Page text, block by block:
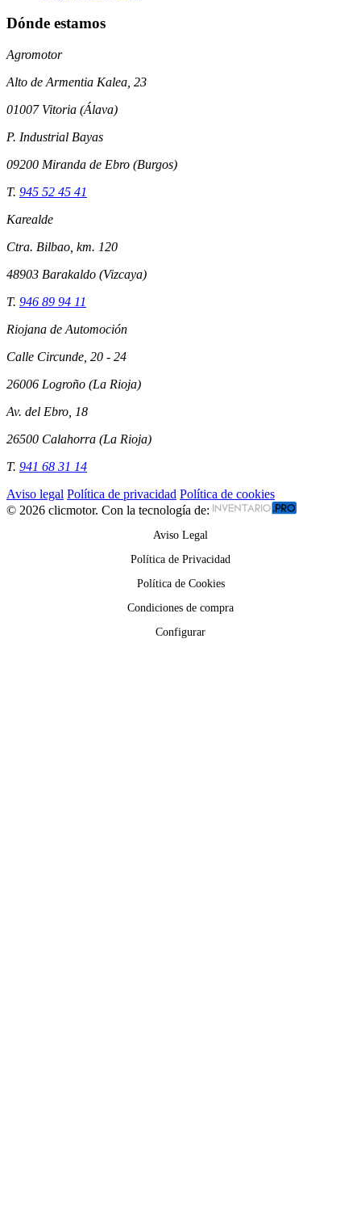
Dónde estamos
Agromotor
Alto de Armentia Kalea, 23
01007 Vitoria (Álava)
P. Industrial Bayas
09200 Miranda de Ebro (Burgos)
T. 945 52 45 41
Karealde
Ctra. Bilbao, km. 120
48903 Barakaldo (Vizcaya)
T. 946 89 94 11
Riojana de Automoción
Calle Circunde, 20 - 24
26006 Logroño (La Rioja)
Av. del Ebro, 18
26500 Calahorra (La Rioja)
T. 941 68 31 14
Aviso legal Política de privacidad Política de cookies
© 2026 clicmotor. Con la tecnología de:
Aviso Legal
Política de Privacidad
Política de Cookies
Condiciones de compra
Configurar